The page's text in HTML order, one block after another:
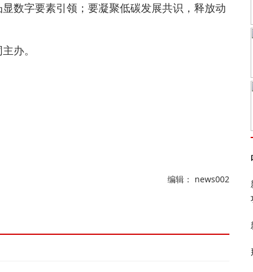
数字要素引领；要凝聚低碳发展共识，释放动
办。
编辑： news002